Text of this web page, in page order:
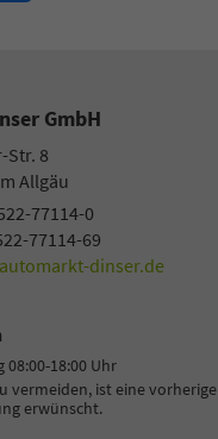
GmbH
Str. 8
Allgäu
77114-0
77114-69
dinser.de
08:00-18:00 Uhr
vermeiden, ist eine vorherige
erwünscht.